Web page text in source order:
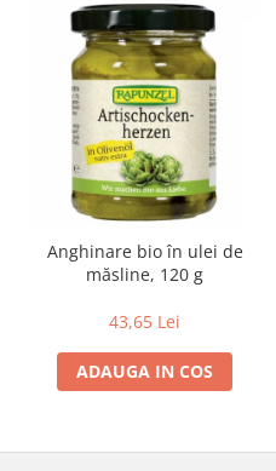
Pateu, sosuri si conserve
Conserve de peste bio
Crenvursti si pateu din carne bio
Pateu bio si creme vegetale
Sosuri bio
Produse din tomate
Ketchup bio
Sosuri bio din tomate
Sucuri si bauturi bio
Lapte bio si bauturi vegetale
Sirop bio
Sucuri din fructe si legume bio
Pudre proteice bio
Anghinare bio în ulei de
măsline, 120 g
43,65 Lei
ADAUGA IN COS